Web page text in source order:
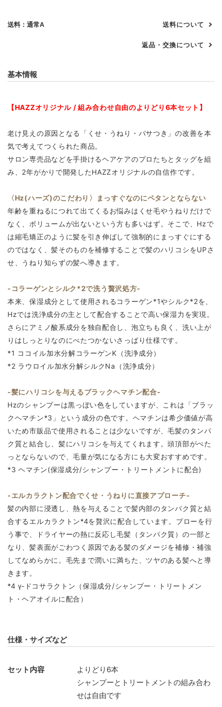
送料：通常A 送料について
返品・交換について
基本情報
【HAZZオリジナル / 組み合わせ自由のよりどり6本セット】
老け見えの原因となる「くせ・うねり・パサつき」の改善を本
気で考えてつくられた商品。
サロン専売品などを手掛けるヘアケアのプロたちとタッグを組
み、2年がかりで開発したHAZZオリジナルの自信作です。
〈Hz(ハーズ)のこだわり〉まっすぐなのにペタンとならない
年齢を重ねるにつれて出てくるお悩みはくせ毛やうねりだけで
なく、ボリュームが出ないという方も多いはず。そこで、Hzで
は縮毛矯正のように髪を引き伸ばして強制的にまっすぐにする
のではなく、髪そのものを補修することで髪のハリコシをUPさ
せ、うねり知らずの髪へ導きます。
-コラーゲンとシルク *2で洗う贅沢処方-
本来、保湿成分として使用されるコラーゲン*1やシルク*2を、
Hzでは洗浄成分の主として配合することで高い保湿力を実現。
さらにアミノ酸系成分を独自配合し、泡立ちも良く、洗い上が
りはしっとりなのにべたつかないさっぱり仕様です。
*1 ココイル加水分解コラーゲンK（洗浄成分）
*2 ラウロイル加水分解シルクNa（洗浄成分）
-髪にハリコシを与えるブラックヘマチン配合-
Hzのシャンプーは黒っぽい色をしていますが、これは「ブラッ
クヘマチン*3」という成分の色です。ヘマチンは希少価値が高
いため市販品で使用されることは少ないですが、毛髪のタンパ
ク質と結合し、髪にハリコシを与えてくれます。頭頂部がぺた
っとならないので、毛量が気になる方にも大変おすすめです。
*3 ヘマチン(保湿成分/シャンプー・トリートメントに配合)
-エルカラクトン配合でくせ・うねりに直接アプローチ-
髪の内部に浸透し、熱を与えることで髪内部のタンパク質と結
合するエルカラクトン*4を贅沢に配合しています。ブローを行
う事で、ドライヤーの熱に反応し毛髪（タンパク質）の一部と
なり、髪表面がごわつく原因である髪のダメージを補修・補強
してなめらかに。毛先まで潤いに満ちた、ツヤのある髪へと導
きます。
*4 γ-ドコサラクトン（保湿成分/シャンプー・トリートメン
ト・ヘアオイルに配合）
仕様・サイズなど
セット内容
よりどり6本
シャンプーとトリートメントの組み合わ
せは自由です